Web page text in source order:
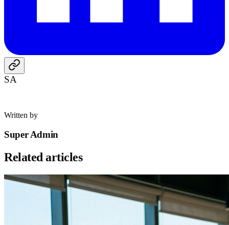
SA
Written by
Super Admin
Related articles